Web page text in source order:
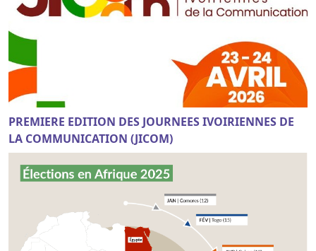
PREMIERE EDITION DES JOURNEES IVOIRIENNES DE
LA COMMUNICATION (JICOM)